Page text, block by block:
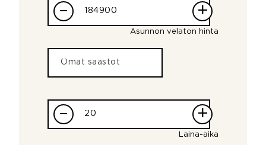
– +
Asunnon velaton hinta
– +
Laina-aika